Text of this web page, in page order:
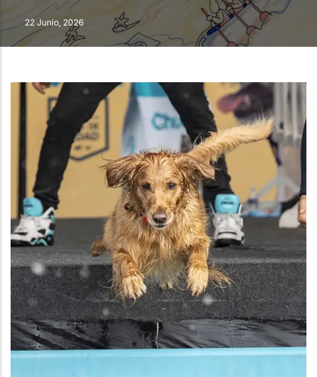
22 Junio, 2026